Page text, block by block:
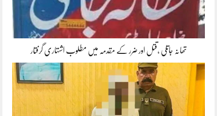
تھانہ جاتلی ،قتل اور ضرر کے مقدمہ میں مطلوب اشتہاری گرفتار